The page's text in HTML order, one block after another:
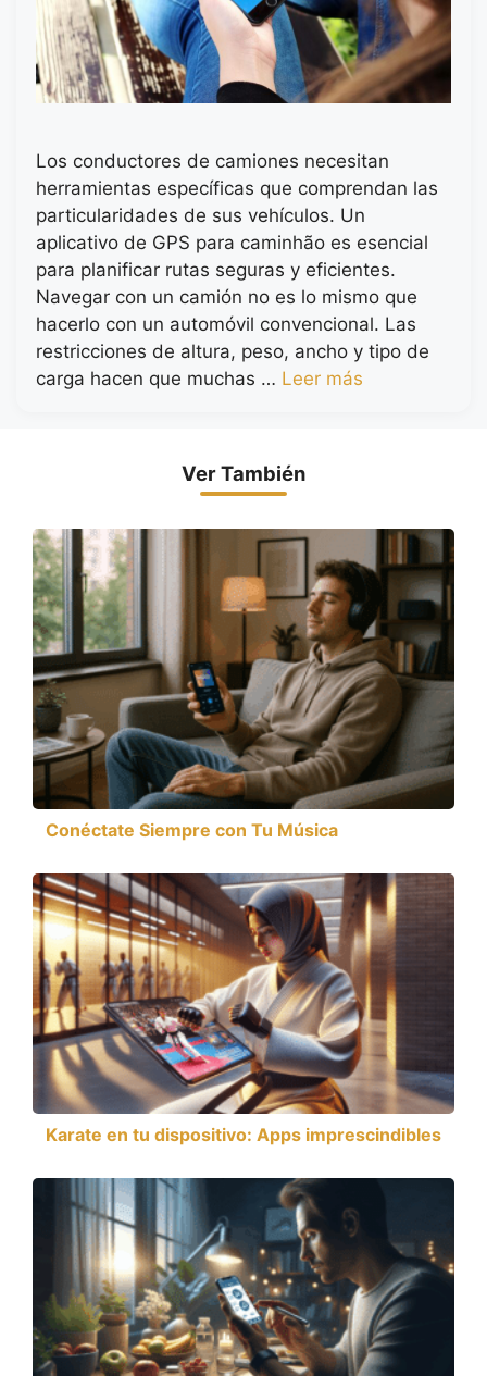
Los conductores de camiones necesitan
herramientas específicas que comprendan las
particularidades de sus vehículos. Un
aplicativo de GPS para caminhão es esencial
para planificar rutas seguras y eficientes.
Navegar con un camión no es lo mismo que
hacerlo con un automóvil convencional. Las
restricciones de altura, peso, ancho y tipo de
carga hacen que muchas … Leer más
Ver También
Conéctate Siempre con Tu Música
Karate en tu dispositivo: Apps imprescindibles